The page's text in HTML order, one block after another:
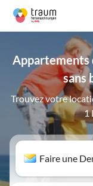
Appartements
sans
Trouvez votre
1
Faire une